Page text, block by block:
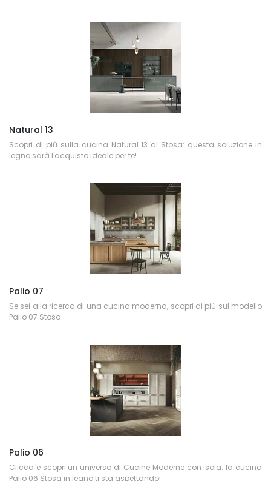
Natural 13
Scopri di più sulla cucina Natural 13 di Stosa: questa soluzione in
legno sarà l'acquisto ideale per te!
Palio 07
Se sei alla ricerca di una cucina moderna, scopri di più sul modello
Palio 07 Stosa.
Palio 06
Clicca e scopri un universo di Cucine Moderne con isola: la cucina
Palio 06 Stosa in legno ti sta aspettando!